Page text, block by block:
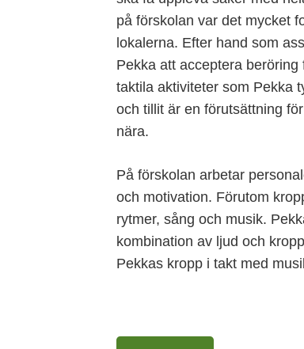
på förskolan var det mycket
lokalerna. Efter hand som
Pekka att acceptera
taktila aktiviteter som Pekka
och tillit är en förutsättning
nära.
På förskolan arbetar
och motivation. Förutom
rytmer, sång och musik.
kombination av ljud och
Pekkas kropp i takt med